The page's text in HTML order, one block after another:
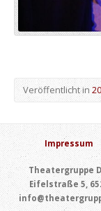
Veröffentlicht in
Impressum
Theatergruppe
Eifelstraße 5,